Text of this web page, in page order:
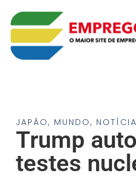
JAPÃO, MUNDO,
Trump
testes